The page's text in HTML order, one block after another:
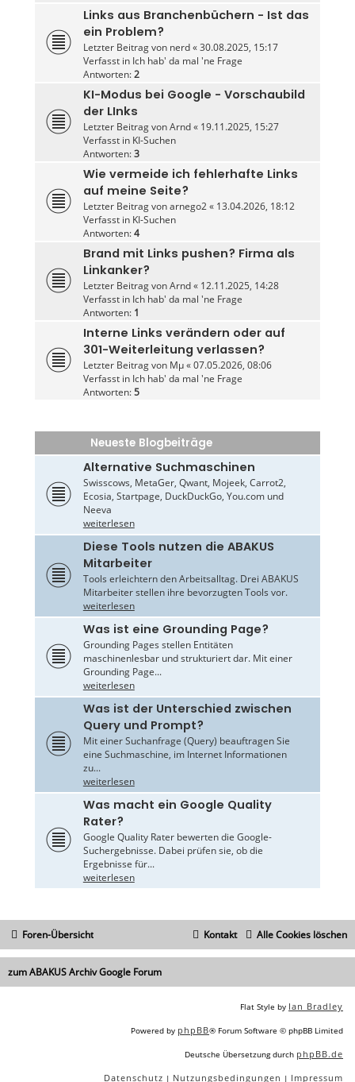
Links aus Branchenbüchern - Ist das
ein Problem?
Letzter Beitrag von nerd«30.08.2025, 15:17
Verfasst in Ich hab' da mal 'ne Frage
Antworten:2
KI-Modus bei Google - Vorschaubild
der LInks
Letzter Beitrag vonArnd« 19.11.2025, 15:27
Verfasst in KI-Suchen
Antworten:3
Wie vermeide ich fehlerhafte Links
auf meine Seite?
Letzter Beitrag vonarnego2« 13.04.2026, 18:12
Verfasst in KI-Suchen
Antworten:4
Brand mit Links pushen? Firma als
Linkanker?
Letzter Beitrag vonArnd« 12.11.2025, 14:28
Verfasst in Ich hab' da mal 'ne Frage
Antworten: 1
Interne Links verändern oder auf
301-Weiterleitung verlassen?
Letzter Beitrag von Mµ«07.05.2026, 08:06
Verfasst in Ich hab' da mal 'ne Frage
Antworten:5
Neueste Blogbeiträge
Alternative Suchmaschinen
Swisscows, MetaGer, Qwant, Mojeek, Carrot2,
Ecosia, Startpage, DuckDuckGo, You.com und
Neeva
weiterlesen
Diese Tools nutzen die ABAKUS
Mitarbeiter
Tools erleichtern den Arbeitsalltag. Drei ABAKUS
Mitarbeiter stellen ihre bevorzugten Tools vor.
weiterlesen
Was ist eine Grounding Page?
Grounding Pages stellen Entitäten
maschinenlesbar und strukturiert dar. Mit einer
Grounding Page...
weiterlesen
Was ist der Unterschied zwischen
Query und Prompt?
Mit einer Suchanfrage (Query) beauftragen Sie
eine Suchmaschine, im Internet Informationen
zu...
weiterlesen
Was macht ein Google Quality
Rater?
Google Quality Rater bewerten die Google-
Suchergebnisse. Dabei prüfen sie, ob die
Ergebnisse für...
weiterlesen
Foren-Übersicht Alle Cookies löschen
Kontakt
zum ABAKUS Archiv Google Forum
Flat Style by Ian Bradley
Powered by phpBB® Forum Software © phpBB Limited
Deutsche Übersetzung durch phpBB.de
Datenschutz | Nutzungsbedingungen | Impressum